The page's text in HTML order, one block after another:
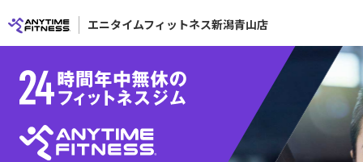
エニタイムフィットネス新潟青山店